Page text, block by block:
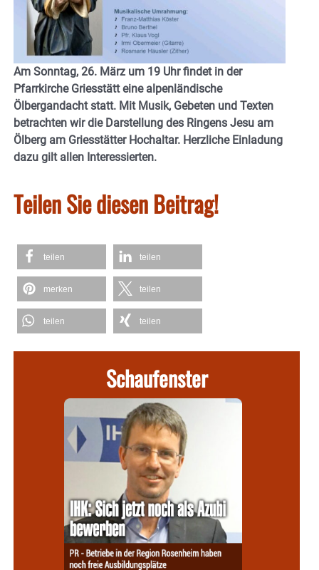
Am Sonntag, 26. März um 19 Uhr findet in der
Pfarrkirche Griesstätt eine alpenländische
Ölbergandacht statt. Mit Musik, Gebeten und Texten
betrachten wir die Darstellung des Ringens Jesu am
Ölberg am Griesstätter Hochaltar. Herzliche Einladung
dazu gilt allen Interessierten.
Teilen Sie diesen Beitrag!
teilen teilen
merken teilen
teilen teilen
Schaufenster